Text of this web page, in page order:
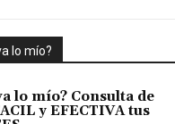
lo mío?
lo mío? Consulta de
y EFECTIVA tus